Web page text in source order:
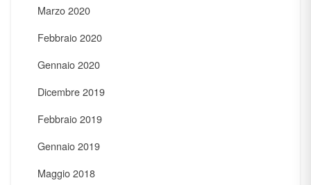
Marzo 2020
Febbraio 2020
Gennaio 2020
Dicembre 2019
Febbraio 2019
Gennaio 2019
Maggio 2018